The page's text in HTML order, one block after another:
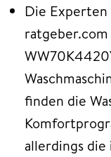
Die Experten
finden die
allerdings